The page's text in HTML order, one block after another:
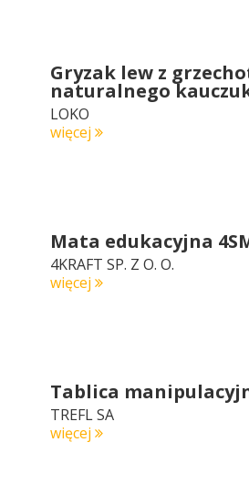
Gryzak lew z
naturalnego
LOKO
więcej
Mata edukacyjna
4KRAFT SP. Z O. O.
więcej
Tablica
TREFL SA
więcej